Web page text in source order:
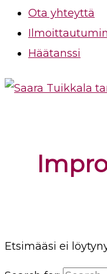
Ota yhteyttä
Häätanssi
Etsimääsi ei